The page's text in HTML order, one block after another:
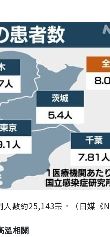
數約25,143宗。（日媒《
溫相關